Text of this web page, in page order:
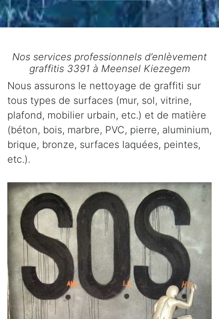
Nos services professionnels d’enlèvement
graffitis 3391 à Meensel Kiezegem
Nous assurons le nettoyage de graffiti sur
tous types de surfaces (mur, sol, vitrine,
plafond, mobilier urbain, etc.) et de matière
(béton, bois, marbre, PVC, pierre, aluminium,
brique, bronze, surfaces laquées, peintes,
etc.).